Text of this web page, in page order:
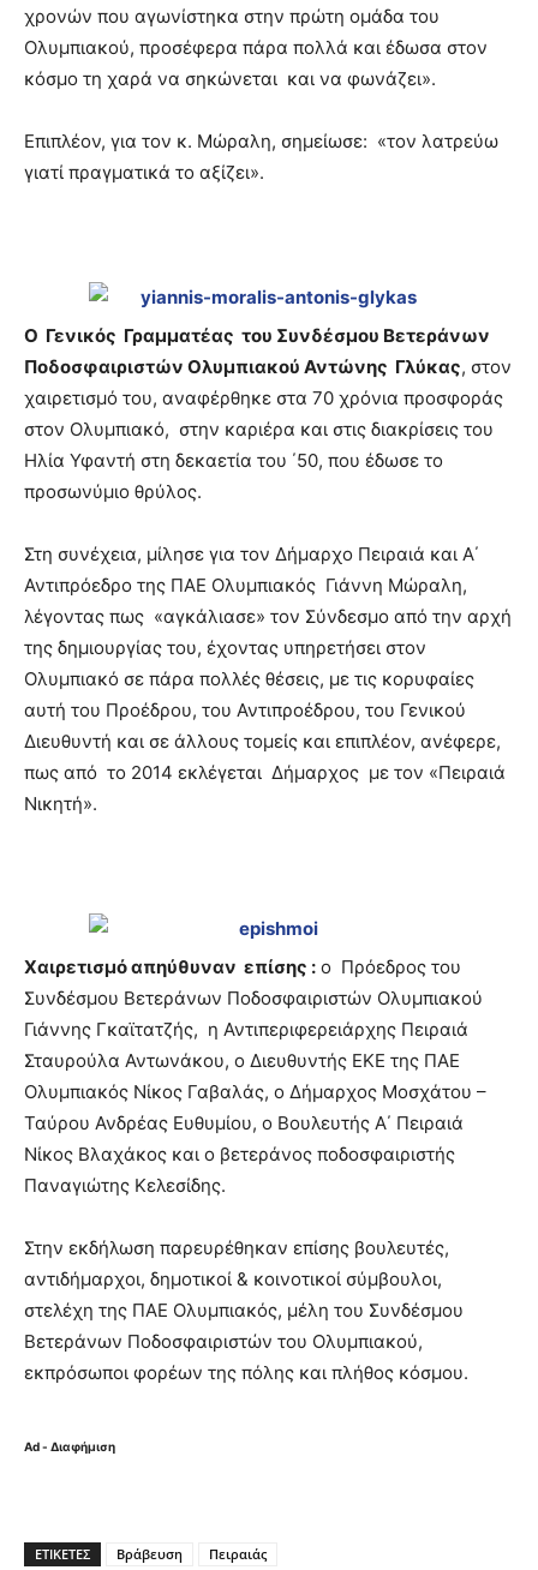
χρονών που αγωνίστηκα στην πρώτη ομάδα του
Ολυμπιακού, προσέφερα πάρα πολλά και έδωσα στον
κόσμο τη χαρά να σηκώνεται και να φωνάζει».
Επιπλέον, για τον κ. Μώραλη, σημείωσε: «τον λατρεύω
γιατί πραγματικά το αξίζει».
Ο Γενικός Γραμματέας του Συνδέσμου Βετεράνων
Ποδοσφαιριστών Ολυμπιακού Αντώνης Γλύκας, στον
χαιρετισμό του, αναφέρθηκε στα 70 χρόνια προσφοράς
στον Ολυμπιακό, στην καριέρα και στις διακρίσεις του
Ηλία Υφαντή στη δεκαετία του ΄50, που έδωσε το
προσωνύμιο θρύλος.
Στη συνέχεια, μίλησε για τον Δήμαρχο Πειραιά και Α΄
Αντιπρόεδρο της ΠΑΕ Ολυμπιακός Γιάννη Μώραλη,
λέγοντας πως «αγκάλιασε» τον Σύνδεσμο από την αρχή
της δημιουργίας του, έχοντας υπηρετήσει στον
Ολυμπιακό σε πάρα πολλές θέσεις, με τις κορυφαίες
αυτή του Προέδρου, του Αντιπροέδρου, του Γενικού
Διευθυντή και σε άλλους τομείς και επιπλέον, ανέφερε,
πως από το 2014 εκλέγεται Δήμαρχος με τον «Πειραιά
Νικητή».
Χαιρετισμό απηύθυναν επίσης : ο Πρόεδρος του
Συνδέσμου Βετεράνων Ποδοσφαιριστών Ολυμπιακού
Γιάννης Γκαϊτατζής, η Αντιπεριφερειάρχης Πειραιά
Σταυρούλα Αντωνάκου, ο Διευθυντής ΕΚΕ της ΠΑΕ
Ολυμπιακός Νίκος Γαβαλάς, ο Δήμαρχος Μοσχάτου –
Ταύρου Ανδρέας Ευθυμίου, ο Βουλευτής Α΄ Πειραιά
Νίκος Βλαχάκος και ο βετεράνος ποδοσφαιριστής
Παναγιώτης Κελεσίδης.
Στην εκδήλωση παρευρέθηκαν επίσης βουλευτές,
αντιδήμαρχοι, δημοτικοί & κοινοτικοί σύμβουλοι,
στελέχη της ΠΑΕ Ολυμπιακός, μέλη του Συνδέσμου
Βετεράνων Ποδοσφαιριστών του Ολυμπιακού,
εκπρόσωποι φορέων της πόλης και πλήθος κόσμου.
Ad - Διαφήμιση
ΕΤΙΚΈΤΕΣ Βράβευση Πειραιάς